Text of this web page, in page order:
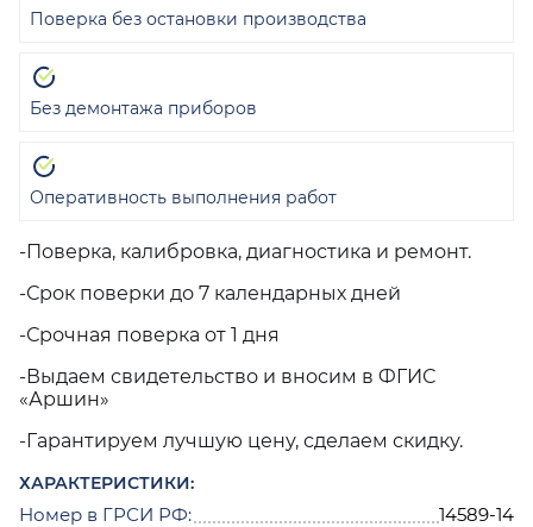
-Поверка, калибровка, диагностика и ремонт.
-Срок поверки до 7 календарных дней
-Срочная поверка от 1 дня
-Выдаем свидетельство и вносим в ФГИС
«Аршин»
-Гарантируем лучшую цену, сделаем скидку.
ХАРАКТЕРИСТИКИ:
Номер в ГРСИ РФ:
14589-14
Поверка без остановки производства
Без демонтажа приборов
Оперативность выполнения работ